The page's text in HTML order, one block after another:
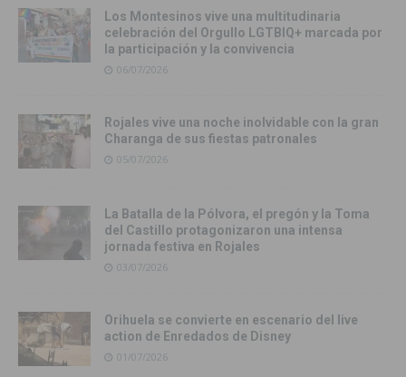
Los Montesinos vive una multitudinaria
celebración del Orgullo LGTBIQ+ marcada por
la participación y la convivencia
06/07/2026
Rojales vive una noche inolvidable con la gran
Charanga de sus fiestas patronales
05/07/2026
La Batalla de la Pólvora, el pregón y la Toma
del Castillo protagonizaron una intensa
jornada festiva en Rojales
03/07/2026
Orihuela se convierte en escenario del live
action de Enredados de Disney
01/07/2026